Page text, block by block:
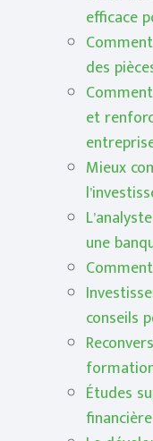
efficace
des
et
Mieux
une
conseils
Études